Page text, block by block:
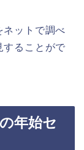
ネットで調べ
することがで
年始セ